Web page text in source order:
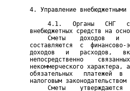
4. Управление внебюджетными
4.1.   Органы   СНГ
внебюджетных средств на
Сметы    доходов   и
составляются  с  финансово-
доходов   и   расходов,
непосредственно
некоммерческого
обязательных   платежей  в
налоговым
Сметы    утверждаются